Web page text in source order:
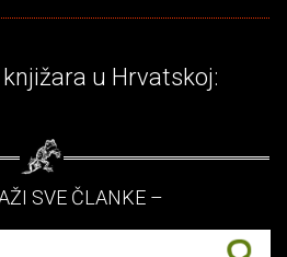
u Hrvatskoj:
SVE ČLANKE –